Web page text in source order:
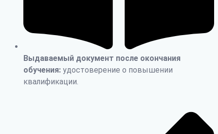
Выдаваемый документ после окончания
обучения: удостоверение о повышении
квалификации.